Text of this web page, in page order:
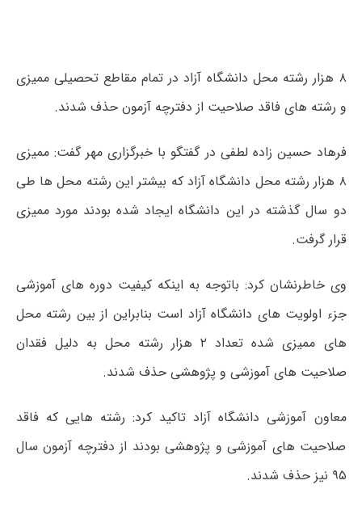
۸ هزار رشته محل دانشگاه آزاد در تمام مقاطع تحصیلی ممیزی
و رشته های فاقد صلاحیت از دفترچه آزمون حذف شدند.
فرهاد حسین زاده لطفی در گفتگو با خبرگزاری مهر گفت: ممیزی
۸ هزار رشته محل دانشگاه آزاد که بیشتر این رشته محل ها طی
دو سال گذشته در این دانشگاه ایجاد شده بودند مورد ممیزی
قرار گرفت.
وی خاطرنشان کرد: باتوجه به اینکه کیفیت دوره های آموزشی
جزء اولویت های دانشگاه آزاد است بنابراین از بین رشته محل
های ممیزی شده تعداد ۲ هزار رشته محل به دلیل فقدان
صلاحیت های آموزشی و پژوهشی حذف شدند.
معاون آموزشی دانشگاه آزاد تاکید کرد: رشته هایی که فاقد
صلاحیت های آموزشی و پژوهشی بودند از دفترچه آزمون سال
۹۵ نیز حذف شدند.